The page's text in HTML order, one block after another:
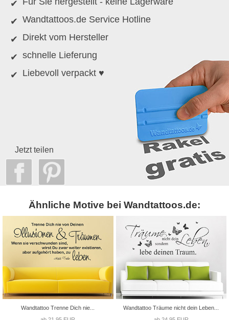
Wandtattoos.de Service Hotline
Direkt vom Hersteller
schnelle Lieferung
Liebevoll verpackt ♥
Jetzt teilen
Ähnliche Motive bei Wandtattoos.de:
Wandtattoo Trenne Dich nie...
Wandtattoo Träume nicht dein Leben...